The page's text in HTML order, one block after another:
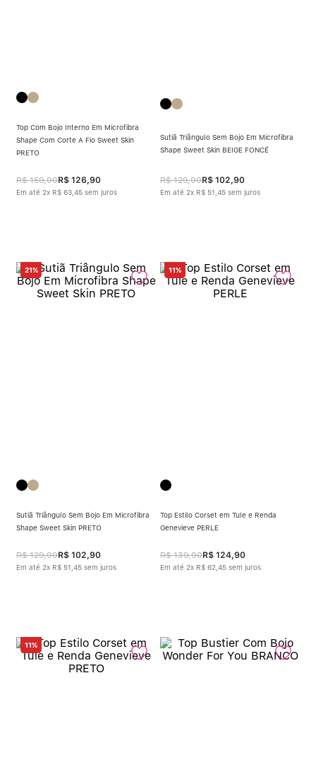
Top Com Bojo Interno Em Microfibra
Shape Com Corte A Fio Sweet Skin
PRETO
R$ 159,90R$ 126,90
Em até 2x R$ 63 45 sem juros
Sutiã Triângulo Sem Bojo Em Microfibra
Shape Sweet Skin BEIGE FONCÉ
R$ 129,90R$ 102,90
Em até 2x R$ 51 45 sem juros
21%
Sutiã Triângulo Sem Bojo Em Microfibra
Shape Sweet Skin PRETO
R$ 129,90R$ 102,90
Em até 2x R$ 51 45 sem juros
11%
Top Estilo Corset em Tule e Renda
Genevieve PERLE
R$ 139,90R$ 124,90
Em até 2x R$ 62 45 sem juros
11%